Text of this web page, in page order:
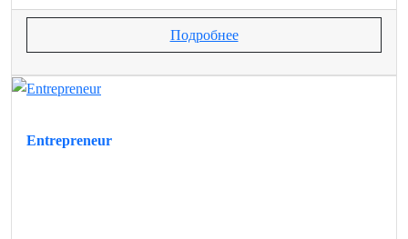
Подробнее
Entrepreneur